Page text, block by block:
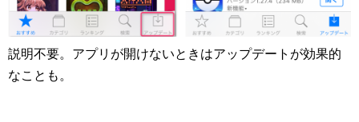
説明不要。アプリが開けないときはアップデートが効果的
なことも。